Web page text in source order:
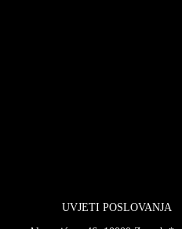
UVJETI POSLOVANJA